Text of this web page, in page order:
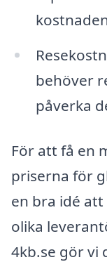
behöver
påverka
För att få en
priserna för
en bra idé
olika
4kb.se gör vi